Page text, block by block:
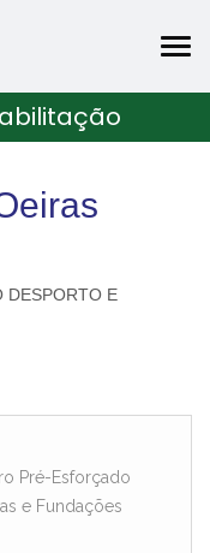
DESPORTO E
Pré-Esforçado
e Fundações